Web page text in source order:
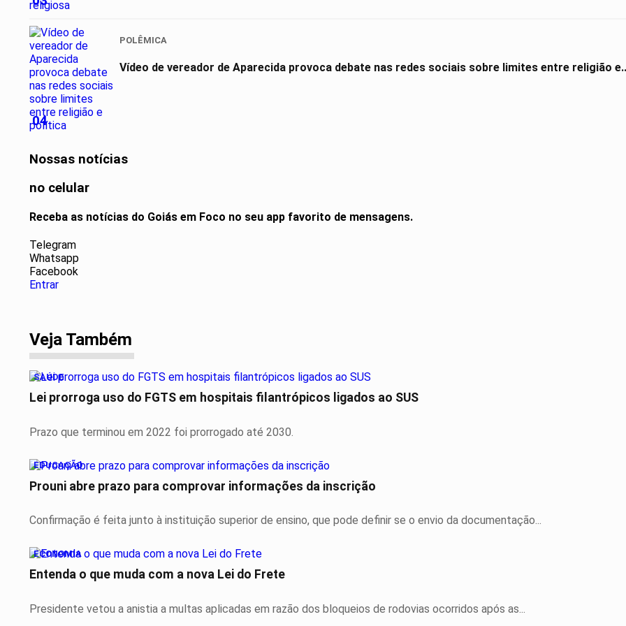
04
POLÊMICA
Vídeo de vereador de Aparecida provoca debate nas redes sociais sobre limites entre religião
Nossas notícias
no celular
Receba as notícias do Goiás em Foco no seu app favorito de mensagens.
Telegram
Whatsapp
Facebook
Entrar
Veja Também
SAÚDE
Lei prorroga uso do FGTS em hospitais filantrópicos ligados ao SUS
Prazo que terminou em 2022 foi prorrogado até 2030.
EDUCAÇÃO
Prouni abre prazo para comprovar informações da inscrição
Confirmação é feita junto à instituição superior de ensino, que pode definir se o envio da documentação...
ECONOMIA
Entenda o que muda com a nova Lei do Frete
Presidente vetou a anistia a multas aplicadas em razão dos bloqueios de rodovias ocorridos após as...